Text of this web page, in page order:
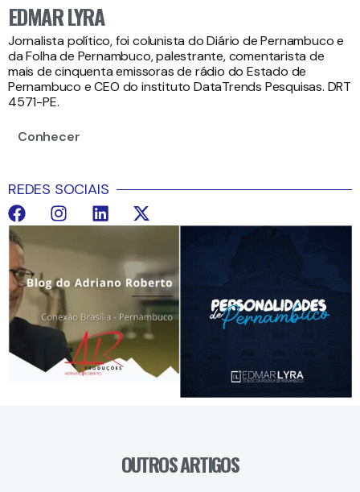
EDMAR LYRA
Jornalista político, foi colunista do Diário de Pernambuco e
da Folha de Pernambuco, palestrante, comentarista de
mais de cinquenta emissoras de rádio do Estado de
Pernambuco e CEO do instituto DataTrends Pesquisas. DRT
4571-PE.
Conhecer
REDES SOCIAIS
OUTROS ARTIGOS